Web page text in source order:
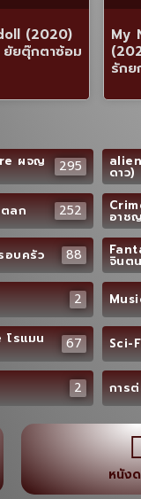
(2020)
ยตุ๊กตาซ้อม
My
รักย
ผจญ 295 ดาว)
ลก 252 อาช
อบครัว 88 จินต
2
โรแมน 67 Sci-
2 การ
หนัง